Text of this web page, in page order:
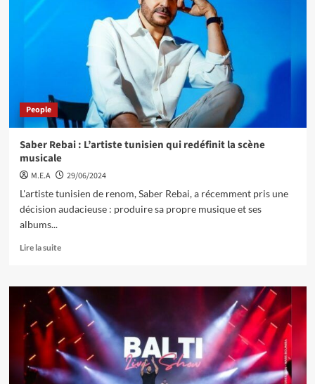
People
Saber Rebai : L’artiste tunisien qui redéfinit la scène
musicale
M.E.A
29/06/2024
L'artiste tunisien de renom, Saber Rebai, a récemment pris une
décision audacieuse : produire sa propre musique et ses
albums...
Lire la suite